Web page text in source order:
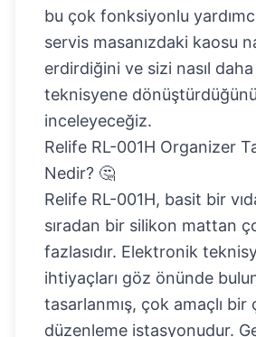
bu çok fonksiyonlu
servis masanızdaki kaosu
erdirdiğini ve sizi nasıl
teknisyene
inceleyeceğiz.
Relife RL-001H Organizer
Nedir? 🤔
Relife RL-001H, basit bir
sıradan bir silikon mattan
fazlasıdır. Elektronik
ihtiyaçları göz önünde
tasarlanmış, çok amaçlı bir
düzenleme istasyonudur.